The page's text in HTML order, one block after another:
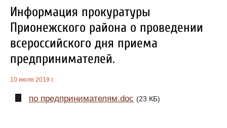
Информация прокуратуры
Прионежского района о проведении
всероссийского дня приема
предпринимателей.
10 июля 2019 г.
по предпринимателям.doc (23 КБ)